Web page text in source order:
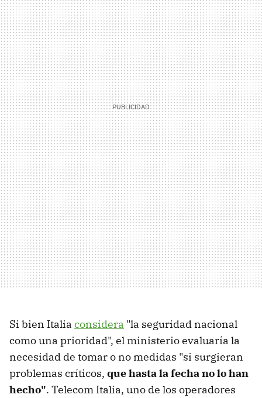
Si bien Italia considera "la seguridad nacional
como una prioridad", el ministerio evaluaría la
necesidad de tomar o no medidas "si surgieran
problemas críticos, que hasta la fecha no lo han
hecho". Telecom Italia, uno de los operadores